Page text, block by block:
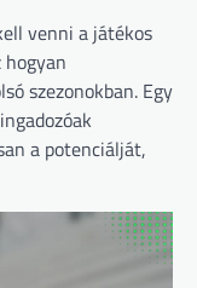
venni a játékos
szezonokban. Egy
a potenciálját,